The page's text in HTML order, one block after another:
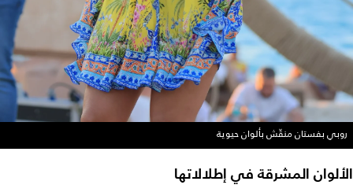
روبي بفستان منقّش بألوان حيوية
الألوان المشرقة في إطلالاتها